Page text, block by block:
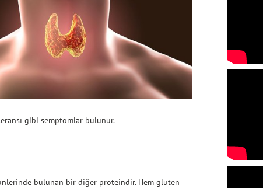
gibi semptomlar bulunur.
bulunan bir diğer proteindir. Hem gluten